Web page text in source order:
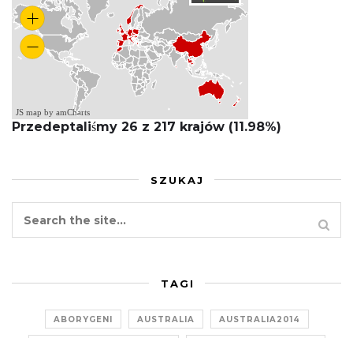
JS map by amCharts
Przedeptaliśmy 26 z 217 krajów (11.98%)
SZUKAJ
TAGI
ABORYGENI AUSTRALIA AUSTRALIA2014